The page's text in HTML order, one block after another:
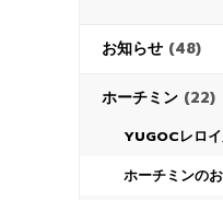
お知らせ (48)
ホーチミン (22)
YUGOCレロ
ホーチミンの